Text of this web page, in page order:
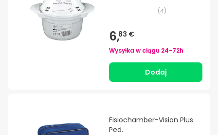
(4)
6,83 €
Wysyłka w ciągu 24-72h
Dodaj
Fisiochamber-Vision Plus
Ped.